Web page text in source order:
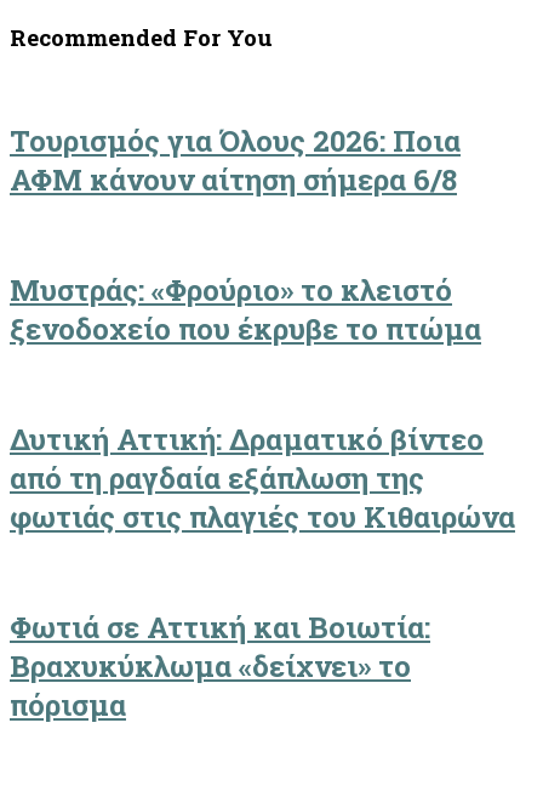
Recommended For You
Τουρισμός για Όλους 2026: Ποια
ΑΦΜ κάνουν αίτηση σήμερα 6/8
Μυστράς: «Φρούριο» το κλειστό
ξενοδοχείο που έκρυβε το πτώμα
Δυτική Αττική: Δραματικό βίντεο
από τη ραγδαία εξάπλωση της
φωτιάς στις πλαγιές του Κιθαιρώνα
Φωτιά σε Αττική και Βοιωτία:
Βραχυκύκλωμα «δείχνει» το
πόρισμα